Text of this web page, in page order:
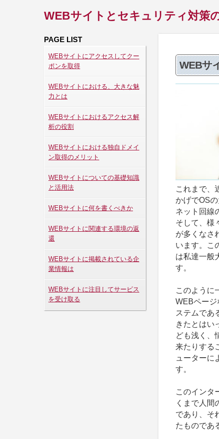
WEBサイトとセキュリティ対策
PAGE LIST
WEBサイトにアクセスしてクー
ポンを取得
WEBサイトにおける、大きな魅
力とは
WEBサイトにおけるアクセス解
析の役割
WEBサイトにおける独自ドメイ
ン取得のメリット
WEBサイトについての基礎知識
と活用法
WEBサイトに何を書くべきか
WEBサイトに関連する環境の返
還
WEBサイトに掲載されている企
業情報は
WEBサイトに注目してサービス
を受け取る
WEBサ
これまで、
かげでOS
ネット回線
そして、様
が多くなさ
います。こ
は私達一般
す。
このように
WEBペー
ステムであ
きたとはい
ども浅く、
来たりする
ューターに
す。
このインタ
くまで人間
であり、そ
たものであ